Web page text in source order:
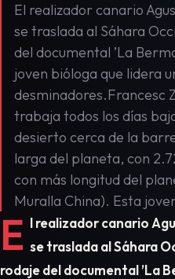
El realizador canario
se traslada al Sáhara
del documental ’La
joven bióloga que lidera
desminadores.Francesc
trabaja todos los días
desierto cerca de la
larga del planeta, con
con más longitud del
Muralla China). Esta
E l realizador canario
se traslada al Sáhara
rodaje del documental ’La